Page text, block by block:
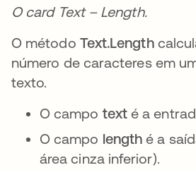
O card Text – Length.
O método Text.Length
número de caracteres em
texto.
O campo texté a
O campo length é a
área cinza inferior).